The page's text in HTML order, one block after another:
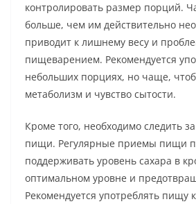
контролировать размер порций.
больше, чем им действительно
приводит к лишнему весу и
пищеварением. Рекомендуется
небольших порциях, но чаще,
метаболизм и чувство сытости.
Кроме того, необходимо следить
пищи. Регулярные приемы пищи
поддерживать уровень сахара в
оптимальном уровне и
Рекомендуется употреблять пищу